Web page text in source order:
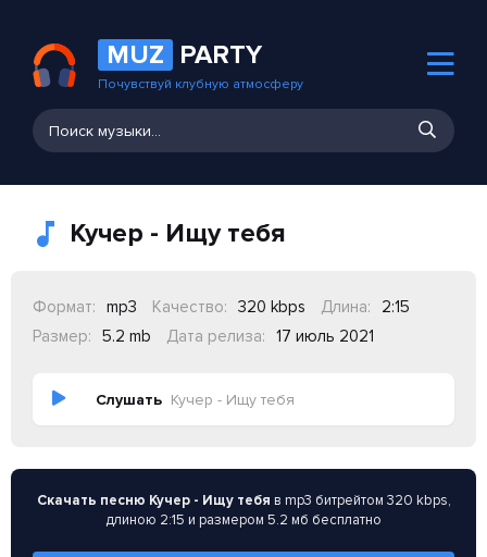
MUZ PARTY
Почувствуй клубную атмосферу
Кучер - Ищу тебя
Формат: mp3 Качество: 320 kbps Длина:
2:15
Размер:
5.2 mb Дата релиза: 17 июль 2021
Слушать Кучер - Ищу тебя
Скачать песню Кучер - Ищу тебя в mp3 битрейтом 320 kbps,
длиною 2:15 и размером 5.2 мб бесплатно